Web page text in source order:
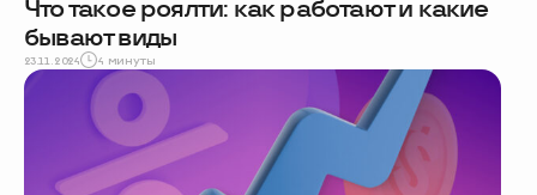
Что такое роялти: как работают и какие
бывают виды
23.11.2024 4 минуты